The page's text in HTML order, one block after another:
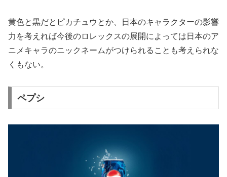
黄色と黒だとピカチュウとか、日本のキャラクターの影響
力を考えれば今後のロレックスの展開によっては日本のア
ニメキャラのニックネームがつけられることも考えられな
くもない。
ペプシ